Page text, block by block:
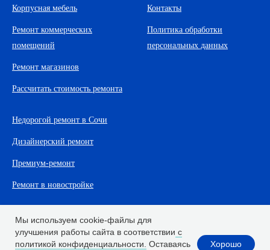
Корпусная мебель
Ремонт коммерческих
помещений
Ремонт магазинов
Рассчитать стоимость ремонта
Недорогой ремонт в Сочи
Дизайнерский ремонт
Премиум-ремонт
Ремонт в новостройке
Контакты
Политика обработки
персональных данных
Мы используем cookie-файлы для
улучшения работы сайта в соответствии с
политикой конфиденциальности. Оставаясь Хорошо